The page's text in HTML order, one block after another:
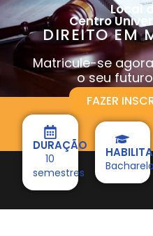
Local
Centro
DIREITO EM
Matricule-se
o seu
FAZER
DURAÇÃO
10
semestres